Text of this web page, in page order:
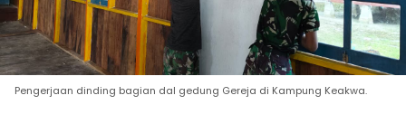
Pengerjaan dinding bagian dal gedung Gereja di Kampung Keakwa.